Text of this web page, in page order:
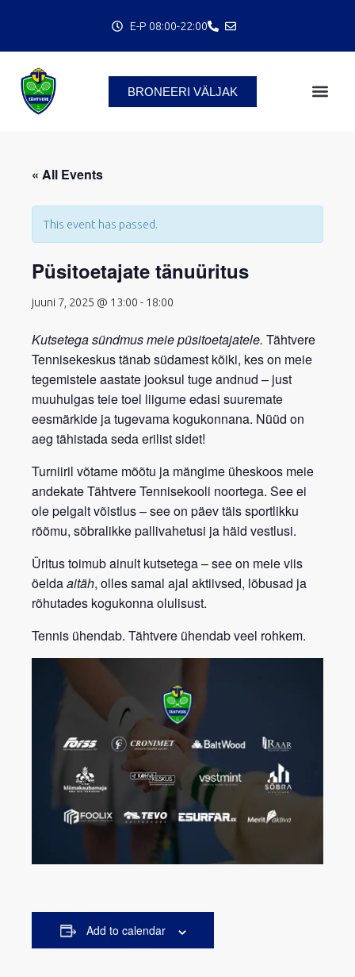
E-P 08:00-22:00
BRONEERI VÄLJAK
« All Events
This event has passed.
Püsitoetajate tänuüritus
juuni 7, 2025 @ 13:00 - 18:00
Kutsetega sündmus meie püsitoetajatele. Tähtvere
Tennisekeskus tänab südamest kõiki, kes on meie
tegemistele aastate jooksul tuge andnud – just
muuhulgas teie toel liigume edasi suuremate
eesmärkide ja tugevama kogukonnana. Nüüd on
aeg tähistada seda erilist sidet!
Turniiril võtame mõõtu ja mängime üheskoos meie
andekate Tähtvere Tennisekooli noortega. See ei
ole pelgalt võistlus – see on päev täis sportlikku
rõõmu, sõbralikke pallivahetusi ja häid vestlusi.
Üritus toimubainult kutsetega– see on meie viis
öeldaaitäh, olles samal ajal aktiivsed, lõbusad ja
rõhutades kogukonna olulisust.
Tennis ühendab. Tähtvere ühendab veel rohkem.
Add to calendar